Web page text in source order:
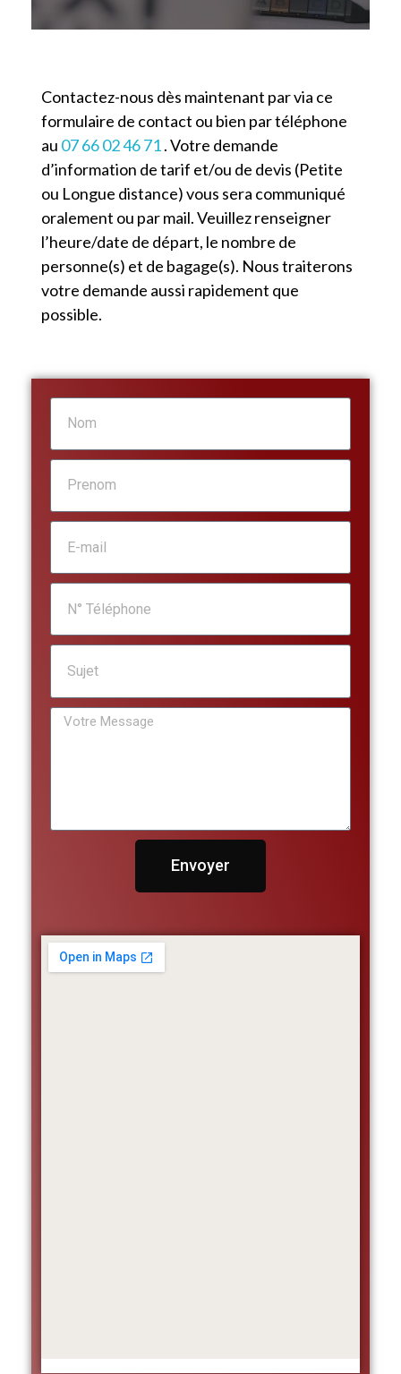
Contactez-nous dès maintenant par via ce
formulaire de contact ou bien par téléphone
au 07 66 02 46 71. Votre demande
d’information de tarif et/ou de devis (Petite
ou Longue distance) vous sera communiqué
oralement ou par mail. Veuillez renseigner
l’heure/date de départ, le nombre de
personne(s) et de bagage(s). Nous traiterons
votre demande aussi rapidement que
possible.
Envoyer